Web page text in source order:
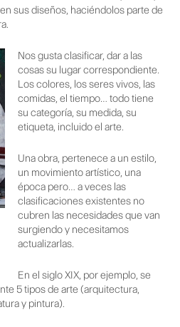
sus diseños, haciéndolos parte de
Nos gusta clasificar, dar a las
cosas su lugar correspondiente.
Los colores, los seres vivos, las
comidas, el tiempo… todo tiene
su categoría, su medida, su
etiqueta, incluido el arte.
Una obra, pertenece a un estilo,
un movimiento artístico, una
época pero… a veces las
clasificaciones existentes no
cubren las necesidades que van
surgiendo y necesitamos
actualizarlas.
En el siglo XIX, por ejemplo, se
5 tipos de arte (arquitectura,
y pintura).